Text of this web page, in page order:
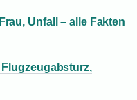
Unfall – alle Fakten